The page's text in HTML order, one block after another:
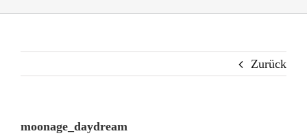
Zurück
moonage_daydream